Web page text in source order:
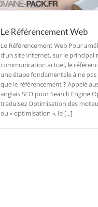
Le Référencement Web
Le Référencement Web Pour
d’un site Internet, sur le principal
communication actuel, le
une étape fondamentale à ne pas
que le référencement ? Appelé
anglais SEO pour Search Engine
traduisez Optimisation des
ou « optimisation », le [...]